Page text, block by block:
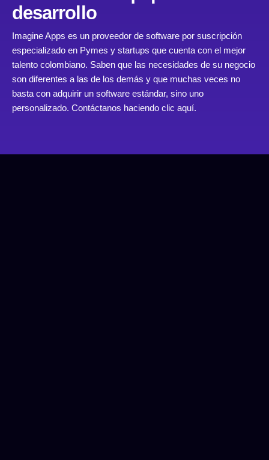
desarrollo
Imagine Apps es un proveedor de software por suscripción
especializado en Pymes y startups que cuenta con el mejor
talento colombiano. Saben que las necesidades de su negocio
son diferentes a las de los demás y que muchas veces no
basta con adquirir un software estándar, sino uno
personalizado. Contáctanos haciendo clic aquí.